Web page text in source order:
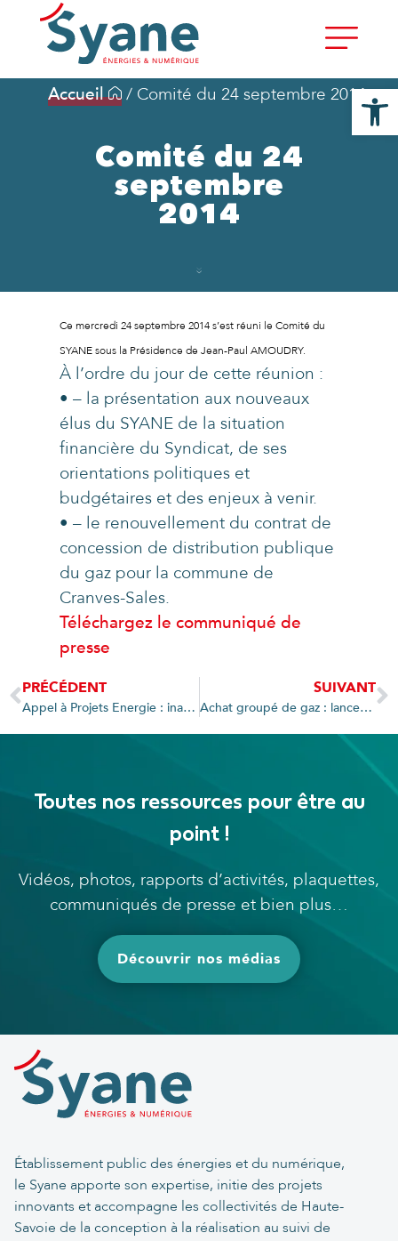
Accueil / Comité du 24 septembre 2014
Comité du 24
septembre
2014
Ce mercredi 24 septembre 2014 s’est réuni le Comité du
SYANE sous la Présidence de Jean-Paul AMOUDRY.
À l’ordre du jour de cette réunion :
• – la présentation aux nouveaux
élus du SYANE de la situation
financière du Syndicat, de ses
orientations politiques et
budgétaires et des enjeux à venir.
• – le renouvellement du contrat de
concession de distribution publique
du gaz pour la commune de
Cranves-Sales.
Téléchargez le communiqué de
presse
PRÉCÉDENT
Appel à Projets Energie : inauguration de l’école d’Eteaux
SUIVANT
Achat groupé de gaz : lancement de l’appel d’offres pour 170 GWh par an
Toutes nos ressources pour être au
point !
Vidéos, photos, rapports d’activités, plaquettes,
communiqués de presse et bien plus…
Découvrir nos médias
Établissement public des énergies et du numérique,
le Syane apporte son expertise, initie des projets
innovants et accompagne les collectivités de Haute-
Savoie de la conception à la réalisation au suivi de
Ouvrir